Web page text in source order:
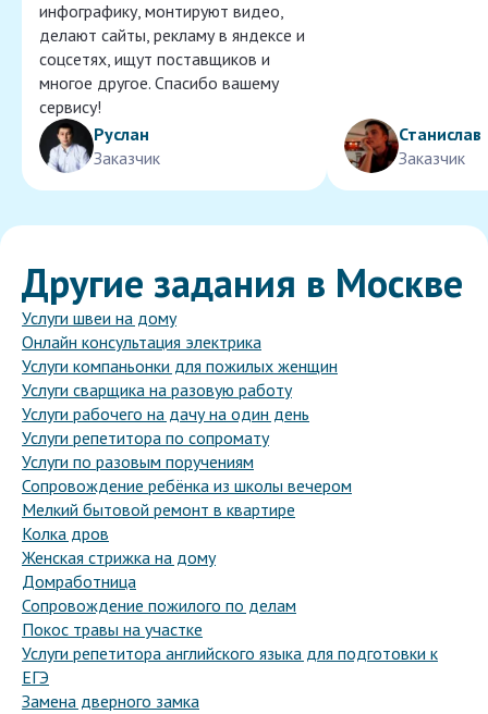
инфографику, монтируют видео,
делают сайты, рекламу в яндексе и
соцсетях, ищут поставщиков и
многое другое. Спасибо вашему
сервису!
Руслан
Заказчик
Станислав
Заказчик
Другие задания в Москве
Услуги швеи на дому
Онлайн консультация электрика
Услуги компаньонки для пожилых женщин
Услуги сварщика на разовую работу
Услуги рабочего на дачу на один день
Услуги репетитора по сопромату
Услуги по разовым поручениям
Сопровождение ребёнка из школы вечером
Мелкий бытовой ремонт в квартире
Колка дров
Женская стрижка на дому
Домработница
Сопровождение пожилого по делам
Покос травы на участке
Услуги репетитора английского языка для подготовки к
ЕГЭ
Замена дверного замка